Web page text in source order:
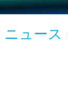
ニュース